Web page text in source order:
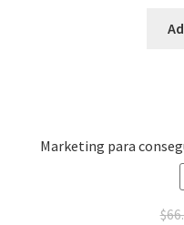
Marketing para
$